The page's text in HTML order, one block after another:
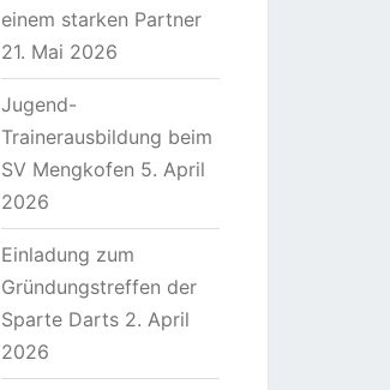
einem starken Partner
21. Mai 2026
Jugend-
Trainerausbildung beim
SV Mengkofen 5. April
2026
Einladung zum
Gründungstreffen der
Sparte Darts 2. April
2026